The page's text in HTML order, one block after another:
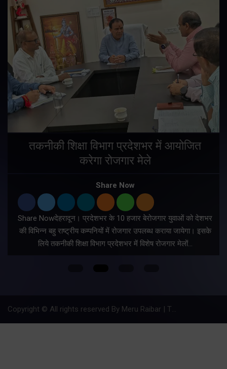
तकनीकी शिक्षा विभाग प्रदेशभर में आयोजित
करेगा रोजगार मेले
Share Now
Share Nowदेहरादून। प्रदेशभर के 10 हजार बेरोजगार युवाओं को देशभर
की विभिन्न बहु राष्ट्रीय कम्पनियों में रोजगार उपलब्ध कराया जायेगा। इसके
लिये तकनीकी शिक्षा विभाग प्रदेशभर में विशेष रोजगार मेलों…
Copyright © All rights reserved By Meru Raibar | Theme by